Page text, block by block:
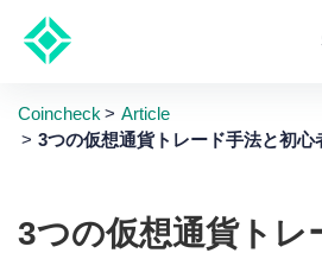
Coincheck
Article
3つの仮想通貨トレード手法と初
3つの仮想通貨トレ